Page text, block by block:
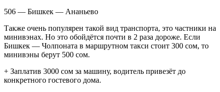
506 — Бишкек — Ананьево
Также очень популярен такой вид транспорта, это частники на
минивэнах. Но это обойдётся почти в 2 раза дороже. Если
Бишкек — Чолпоната в маршрутном такси стоит 300 сом, то
минивэны берут 500 сом.
+ Заплатив 3000 сом за машину, водитель привезёт до
конкретного гостевого дома.